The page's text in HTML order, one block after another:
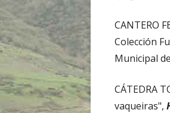
CANTERO
Colección
Municipal
CÁTEDRA
vaqueiras",